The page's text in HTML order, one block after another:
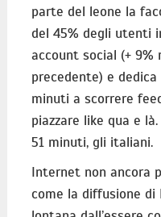
parte del leone la
del 45% degli utenti
account social (+ 9%
precedente) e
minuti a scorrere
piazzare like qua e
51 minuti, gli italiani.
Internet non ancora
come la diffusione